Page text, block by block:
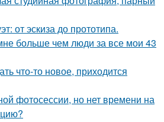
от эскиза до прототипа.
больше чем люди за все мои 43
что-то новое, приходится
фотосессии, но нет времени на